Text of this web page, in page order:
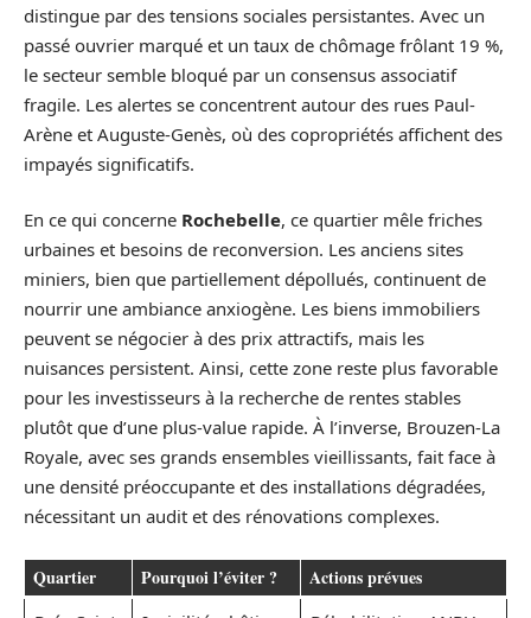
distingue par des tensions sociales persistantes. Avec un
passé ouvrier marqué et un taux de chômage frôlant 19 %,
le secteur semble bloqué par un consensus associatif
fragile. Les alertes se concentrent autour des rues Paul-
Arène et Auguste-Genès, où des copropriétés affichent des
impayés significatifs.
En ce qui concerne Rochebelle, ce quartier mêle friches
urbaines et besoins de reconversion. Les anciens sites
miniers, bien que partiellement dépollués, continuent de
nourrir une ambiance anxiogène. Les biens immobiliers
peuvent se négocier à des prix attractifs, mais les
nuisances persistent. Ainsi, cette zone reste plus favorable
pour les investisseurs à la recherche de rentes stables
plutôt que d’une plus-value rapide. À l’inverse, Brouzen-La
Royale, avec ses grands ensembles vieillissants, fait face à
une densité préoccupante et des installations dégradées,
nécessitant un audit et des rénovations complexes.
Quartier Pourquoi l’éviter ? Actions prévues